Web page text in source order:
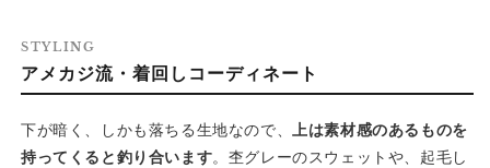
STYLING
アメカジ流・着回しコーディネート
下が暗く、しかも落ちる生地なので、上は素材感のあるものを
持ってくると釣り合います。杢グレーのスウェットや、起毛し